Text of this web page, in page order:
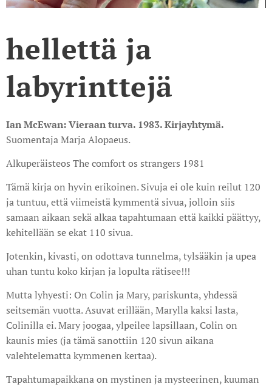
hellettä ja
labyrinttejä
Ian McEwan: Vieraan turva. 1983. Kirjayhtymä.
Suomentaja Marja Alopaeus.
Alkuperäisteos The comfort os strangers 1981
Tämä kirja on hyvin erikoinen. Sivuja ei ole kuin reilut 120
ja tuntuu, että viimeistä kymmentä sivua, jolloin siis
samaan aikaan sekä alkaa tapahtumaan että kaikki päättyy,
kehitellään se ekat 110 sivua.
Jotenkin, kivasti, on odottava tunnelma, tylsääkin ja upea
uhan tuntu koko kirjan ja lopulta rätisee!!!
Mutta lyhyesti: On Colin ja Mary, pariskunta, yhdessä
seitsemän vuotta. Asuvat erillään, Marylla kaksi lasta,
Colinilla ei. Mary joogaa, ylpeilee lapsillaan, Colin on
kaunis mies (ja tämä sanottiin 120 sivun aikana
valehtelematta kymmenen kertaa).
Tapahtumapaikkana on mystinen ja mysteerinen, kuuman